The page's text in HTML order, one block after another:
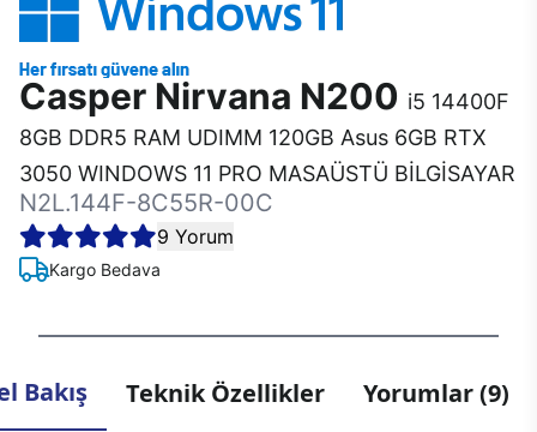
Casper Nirvana N200 i5 14400F
8GB DDR5 RAM UDIMM 120GB Asus 6GB RTX
3050 WINDOWS 11 PRO MASAÜSTÜ BİLGİSAYAR
N2L.144F-8C55R-00C
9 Yorum
Kargo Bedava
Bakış Teknik Özellikler Yorumlar (9)